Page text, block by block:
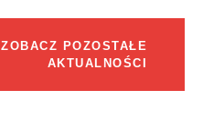
ZOBACZ POZOSTAŁE
AKTUALNOŚCI